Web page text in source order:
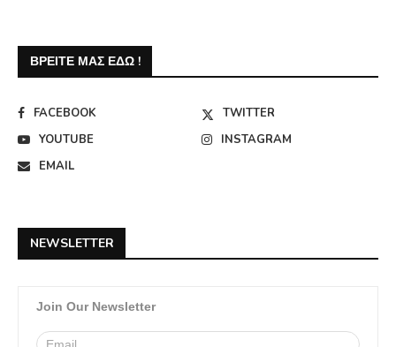
ΒΡΕΊΤΕ ΜΑΣ ΕΔΏ !
FACEBOOK
TWITTER
YOUTUBE
INSTAGRAM
EMAIL
NEWSLETTER
Join Our Newsletter